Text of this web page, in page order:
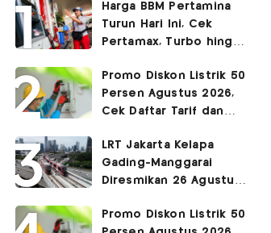
Harga BBM Pertamina
Turun Hari Ini, Cek
Pertamax, Turbo hingga
2026
Promo Diskon Listrik 50
Persen Agustus 2026,
Cek Daftar Tarif dan
LRT Jakarta Kelapa
Gading-Manggarai
Diresmikan 26 Agustus
Promo Diskon Listrik 50